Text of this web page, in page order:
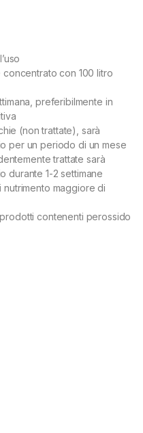
con 100 litro
preferibilmente in
(non trattate), sarà
per un periodo di un mese
trattate sarà
durante 1-2 settimane
nutrimento maggiore di
contenenti perossido